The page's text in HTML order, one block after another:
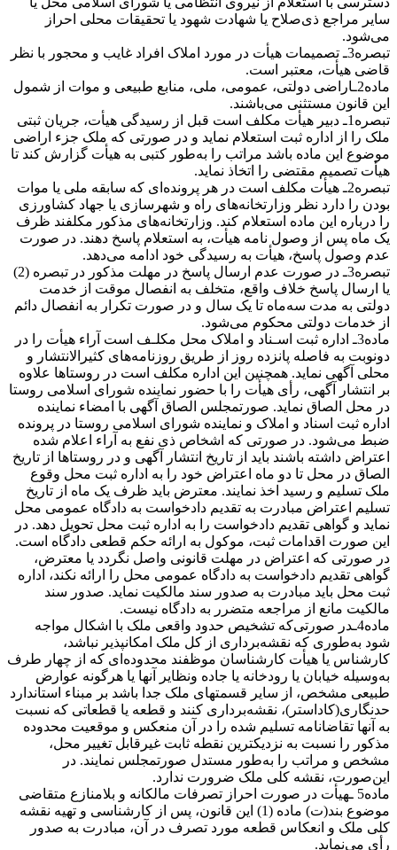
سایر مراجع ذی‌صلاح یا شهادت شهود یا تحقیقات محلی احراز
می‌شود.
تبصره3ـ تصمیمات هیأت در مورد املاک افراد غایب و محجور با نظر
قاضی هیأت، معتبر است.
ماده2ـاراضی دولتی، عمومی، ملی، منابع طبیعی و موات از شمول
این قانون مستثنی می‌باشند.
تبصره1ـ دبیر هیأت مکلف است قبل از رسیدگی هیأت، جریان ثبتی
ملک را از اداره ثبت استعلام نماید و در صورتی که ملک جزء اراضی
موضوع این ماده باشد مراتب را به‌طور کتبی به هیأت گزارش کند تا
هیأت تصمیم مقتضی را اتخاذ نماید.
تبصره2ـ هیأت مکلف است در هر پرونده‌ای که سابقه ملی یا موات
بودن را دارد نظر وزارتخانه‌های راه و شهرسازی یا جهاد کشاورزی
را درباره این ماده استعلام کند. وزارتخانه‌های مذکور مکلفند ظرف
یک ‌ماه پس از وصول نامه هیأت، به استعلام پاسخ دهند. در صورت
عدم وصول پاسخ، هیأت به رسیدگی خود ادامه می‌دهد.
تبصره3ـ در صورت عدم ارسال پاسخ در مهلت مذکور در تبصره (2)
یا ارسال پاسخ خلاف واقع، متخلف به انفصال موقت از خدمت
دولتی به مدت سه‌ماه تا یک ‌سال و در صورت تکرار به انفصال دائم
از خدمات دولتی محکوم می‌شود.
ماده3ـ اداره ثبت اسـناد و املاک محل مکلـف است آراء هیأت را در
دونوبت به فاصله پانزده روز از طریق روزنامه‌های کثیرالانتشار و
محلی آگهی نماید. همچنین این اداره مکلف است در روستاها علاوه
بر انتشار آگهی، رأی هیأت را با حضور نماینده شورای اسلامی روستا
در محل الصاق نماید. صورتمجلس الصاق آگهی با امضاء نماینده
اداره ثبت اسناد و املاک و نماینده شورای اسلامی روستا در پرونده
ضبط می‌شود. در صورتی که اشخاص ذی نفع به آراء اعلام شده
اعتراض داشته باشند باید از تاریخ انتشار آگهی و در روستاها از تاریخ
الصاق در محل تا دو ماه اعتراض خود را به اداره ثبت محل وقوع
ملک تسلیم و رسید اخذ نمایند. معترض باید ظرف یک ماه از تاریخ
تسلیم اعتراض مبادرت به تقدیم دادخواست به دادگاه عمومی محل
نماید و گواهی تقدیم دادخواست را به اداره ثبت محل تحویل دهد. در
این صورت اقدامات ثبت، موکول به ارائه حکم قطعی دادگاه است.
در صورتی که اعتراض در مهلت قانونی واصل نگردد یا معترض،
گواهی تقدیم دادخواست به دادگاه عمومی محل را ارائه نکند، اداره
ثبت محل باید مبادرت به صدور سند مالکیت نماید. صدور سند
مالکیت مانع از مراجعه متضرر به دادگاه نیست.
ماده4ـدر صورتی‌که تشخیص حدود واقعی ملک با اشکال مواجه
شود به‌طوری که نقشه‌برداری از کل ملک امکانپذیر نباشد،
کارشناس یا هیأت کارشناسان موظفند محدوده‌ای که از چهار طرف
به‌وسیله خیابان یا رودخانه یا جاده ونظایر آنها یا هرگونه عوارض
طبیعی مشخص، از سایر قسمتهای ملک جدا باشد بر مبناء استاندارد
حدنگاری(کاداستر)، نقشه‌برداری کنند و قطعه یا قطعاتی که نسبت
به آنها تقاضانامه تسلیم شده را در آن منعکس و موقعیت محدوده
مذکور را نسبت به نزدیکترین نقطه ثابت غیرقابل تغییر محل،
مشخص و مراتب را به‌طور مستدل صورتمجلس نمایند. در
این‌صورت، نقشه کلی ملک ضرورت ندارد.
ماده5 ـهیأت در صورت احراز تصرفات مالکانه و بلامنازع متقاضی
موضوع بند(ت) ماده (1) این قانون، پس از کارشناسی و تهیه نقشه
کلی ملک و انعکاس قطعه مورد تصرف در آن، مبادرت به صدور
رأی می‌نماید.